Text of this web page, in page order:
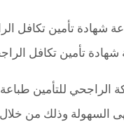
شهادة تأمين تكافل
للتأمين طباعة
السهولة وذلك من